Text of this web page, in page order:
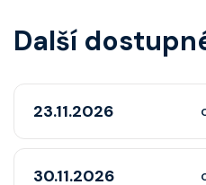
Další
23.11.2026
30.11.2026